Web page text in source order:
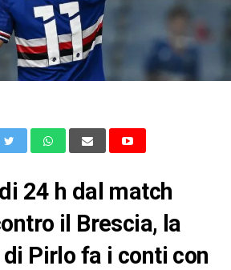
24 h dal match
il Brescia, la
Pirlo fa i conti con